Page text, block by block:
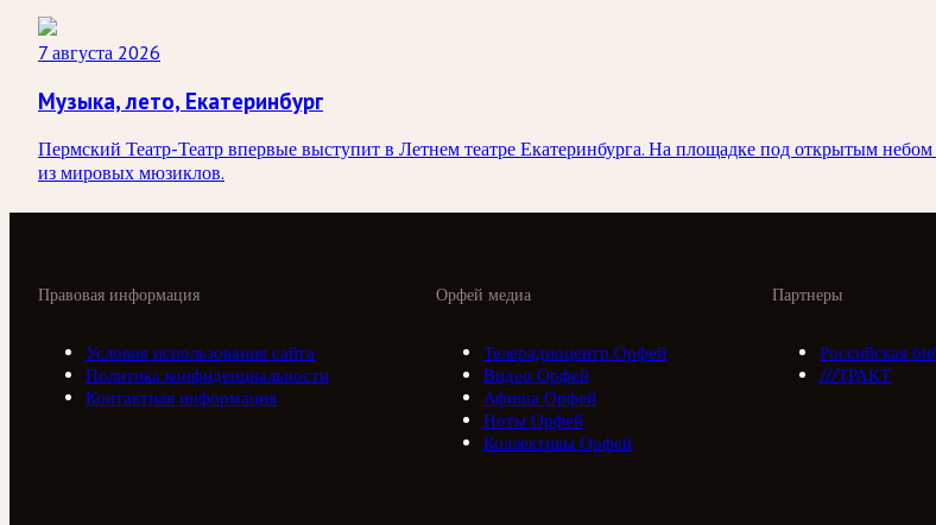
7 августа 2026
Музыка, лето, Екатеринбург
Пермский Театр-Театр впервые выступит в Летнем театре Екатеринбурга. На площадке под открытым
из мировых мюзиклов.
Орфей медиа
Телерадиоцентр Орфей
Видео Орфей
Афиша Орфей
Ноты Орфей
Коллективы Орфей
Партнеры
Российская
///ТРАКТ
Правовая информация
Условия использования сайта
Политика конфиденциальности
Контактная информация